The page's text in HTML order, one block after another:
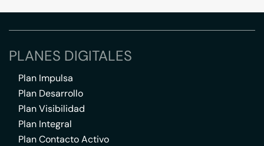
PLANES DIGITALES
Plan Impulsa
Plan Desarrollo
Plan Visibilidad
Plan Integral
Plan Contacto Activo